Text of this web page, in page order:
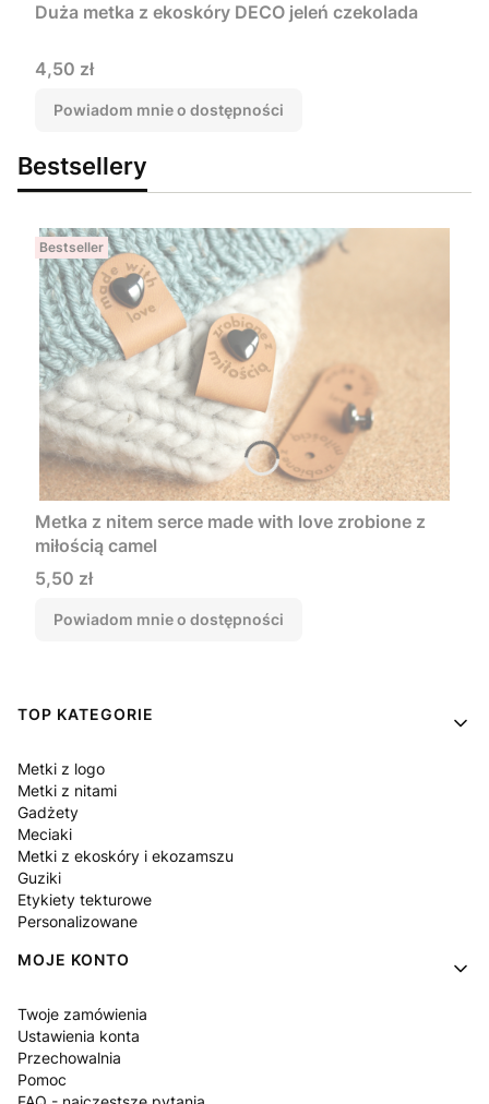
Duża metka z ekoskóry DECO jeleń czekolada
Cena
4,50 zł
Powiadom mnie o dostępności
Bestsellery
Bestseller
Metka z nitem serce made with love zrobione z
miłością camel
Cena
5,50 zł
Powiadom mnie o dostępności
Linki w stopce
TOP KATEGORIE
Metki z logo
Metki z nitami
Gadżety
Meciaki
Metki z ekoskóry i ekozamszu
Guziki
Etykiety tekturowe
Personalizowane
MOJE KONTO
Twoje zamówienia
Ustawienia konta
Przechowalnia
Pomoc